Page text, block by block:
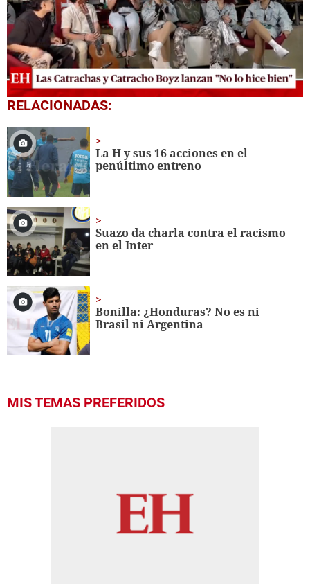
0
seconds
12
minutes,
1
second
RELACIONADAS:
La H y sus 16 acciones en el
penúltimo entreno
Suazo da charla contra el racismo
en el Inter
Bonilla: ¿Honduras? No es ni
Brasil ni Argentina
MIS TEMAS PREFERIDOS